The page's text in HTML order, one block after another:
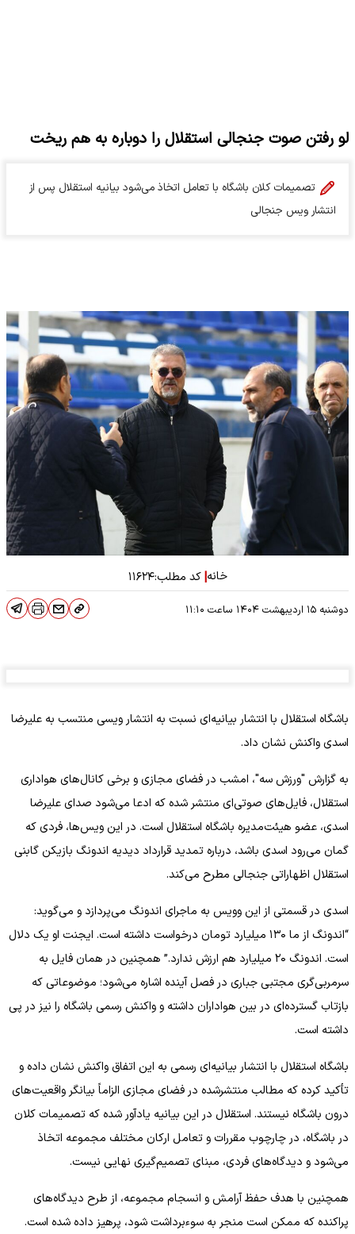
لو رفتن صوت جنجالی استقلال را دوباره به هم ریخت
تصمیمات کلان باشگاه با تعامل اتخاذ می‌شود بیانیه استقلال پس از
انتشار ویس جنجالی
خانه| کد مطلب:۱۱۶۲۴
دوشنبه ۱۵ اردیبهشت ۱۴۰۴ ساعت
باشگاه استقلال با انتشار بیانیه‌ای نسبت به انتشار ویسی منتسب به علیرضا
اسدی واکنش نشان داد.
به گزارش "ورزش سه"، امشب در فضای مجازی و برخی کانال‌های هواداری
استقلال، فایل‌های صوتی‌ای منتشر شده که ادعا می‌شود صدای علیرضا
اسدی، عضو هیئت‌مدیره باشگاه استقلال است. در این ویس‌ها، فردی که
گمان می‌رود اسدی باشد، درباره تمدید قرارداد دیدیه اندونگ بازیکن گابنی
استقلال اظهاراتی جنجالی مطرح می‌کند.
اسدی در قسمتی از این وویس به ماجرای اندونگ می‌پردازد و می‌گوید:
“اندونگ از ما ۱۳۰ میلیارد تومان درخواست داشته است. ایجنت او یک دلال
است. اندونگ ۲۰ میلیارد هم ارزش ندارد.” همچنین در همان فایل به
سرمربی‌گری مجتبی جباری در فصل آینده اشاره می‌شود؛ موضوعاتی که
بازتاب گسترده‌ای در بین هواداران داشته و واکنش رسمی باشگاه را نیز در پی
داشته است.
باشگاه استقلال با انتشار بیانیه‌ای رسمی به این اتفاق واکنش نشان داده و
تأکید کرده که مطالب منتشرشده در فضای مجازی الزاماً بیانگر واقعیت‌های
درون باشگاه نیستند. استقلال در این بیانیه یادآور شده که تصمیمات کلان
در باشگاه، در چارچوب مقررات و تعامل ارکان مختلف مجموعه اتخاذ
می‌شود و دیدگاه‌های فردی، مبنای تصمیم‌گیری نهایی نیست.
همچنین با هدف حفظ آرامش و انسجام مجموعه، از طرح دیدگاه‌های
پراکنده که ممکن است منجر به سوءبرداشت شود، پرهیز داده شده است.